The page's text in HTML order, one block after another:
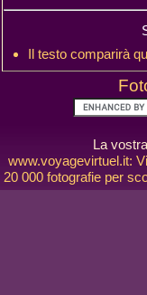
Il testo comparirà
La
www.voyagevirtuel.it:
20 000 fotografie per